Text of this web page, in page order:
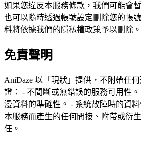
如果您違反本服務條款，我們可能會
也可以隨時透過帳號設定刪除您的帳
料將依據我們的隱私權政策予以刪除。
免責聲明
AniDaze 以「現狀」提供，不附帶任
證： - 不間斷或無錯誤的服務可用性
漫資料的準確性。 - 系統故障時的資
本服務而產生的任何間接、附帶或衍
任。